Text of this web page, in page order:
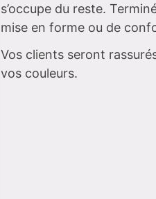
s’occupe du reste.
mise en forme ou de
Vos clients seront
vos couleurs.